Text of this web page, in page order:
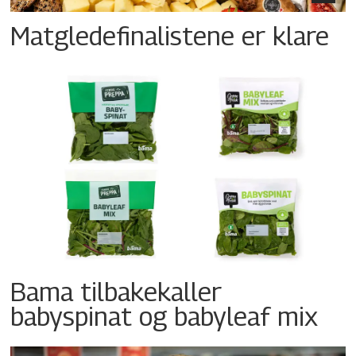
Matgledefinalistene er klare
Bama tilbakekaller
babyspinat og babyleaf mix